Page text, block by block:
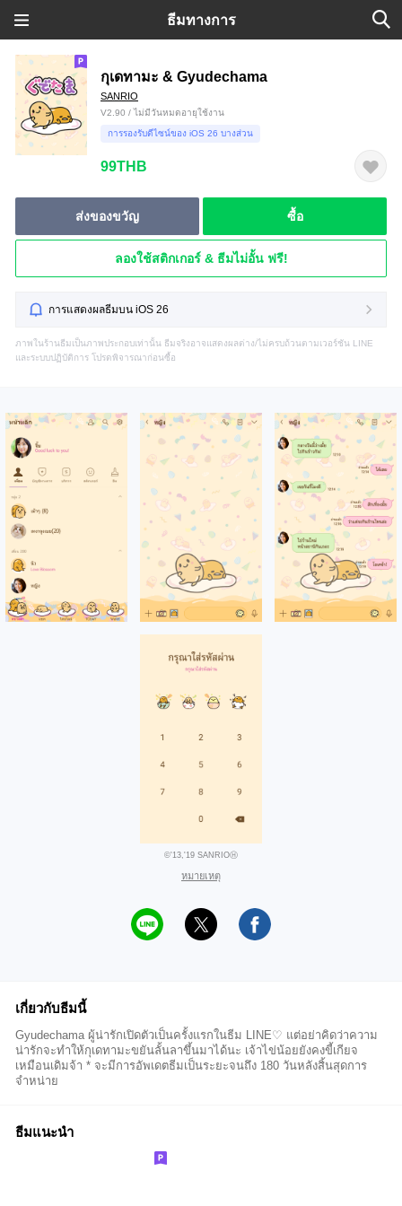
ธีมทางการ
กุเดทามะ & Gyudechama
SANRIO
V2.90 / ไม่มีวันหมดอายุใช้งาน
การรองรับดีไซน์ของ iOS 26 บางส่วน
99THB
ส่งของขวัญ ซื้อ
ลองใช้สติกเกอร์ & ธีมไม่อั้น ฟรี!
การแสดงผลธีมบน iOS 26
ภาพในร้านธีมเป็นภาพประกอบเท่านั้น ธีมจริงอาจแสดงผลต่าง/ไม่ครบถ้วนตามเวอร์ชัน LINE
และระบบปฏิบัติการ โปรดพิจารณาก่อนซื้อ
©'13,'19 SANRIOⒽ
หมายเหตุ
เกี่ยวกับธีมนี้
Gyudechama ผู้น่ารักเปิดตัวเป็นครั้งแรกในธีม LINE♡ แต่อย่าคิดว่าความ
น่ารักจะทำให้กุเดทามะขยันลั้นลาขึ้นมาได้นะ เจ้าไข่น้อยยังคงขี้เกียจ
เหมือนเดิมจ้า * จะมีการอัพเดตธีมเป็นระยะจนถึง 180 วันหลังสิ้นสุดการ
จำหน่าย
ธีมแนะนำ